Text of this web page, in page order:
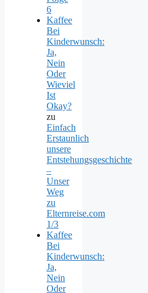
6
Kaffee
Bei
Kinderwunsch:
Ja,
Nein
Oder
Wieviel
Ist
Okay?
zu
Einfach
Erstaunlich
unsere
Entstehungsgeschichte
–
Unser
Weg
zu
Elternreise.com
1/3
Kaffee
Bei
Kinderwunsch:
Ja,
Nein
Oder